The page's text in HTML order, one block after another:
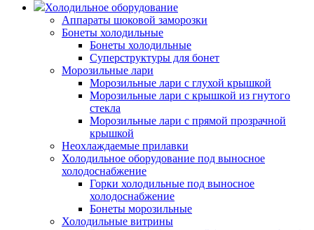
Холодильное оборудование
Аппараты шоковой заморозки
Бонеты холодильные
Бонеты холодильные
Суперструктуры для бонет
Морозильные лари
Морозильные лари с глухой крышкой
Морозильные лари с крышкой из гнутого
стекла
Морозильные лари с прямой прозрачной
крышкой
Неохлаждаемые прилавки
Холодильное оборудование под выносное
холодоснабжение
Горки холодильные под выносное
холодоснабжение
Бонеты морозильные
Холодильные витрины